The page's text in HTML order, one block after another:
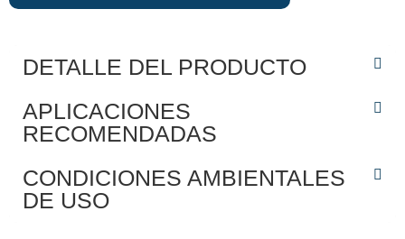
DETALLE DEL PRODUCTO
APLICACIONES
RECOMENDADAS
CONDICIONES AMBIENTALES
DE USO